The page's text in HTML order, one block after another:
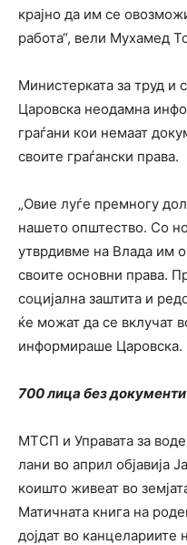
крајно да им се
работа“, вели Мухамед
Министерката за труд и
Царовска неодамна
граѓани кои немаат
своите граѓански права.
„Овие луѓе премногу
нашето општество. Со
утврдивме на Влада им
своите основни права.
социјална заштита и
ќе можат да се вклучат
информираше Царовска.
700 лица без
МТСП и Управата за
лани во април објавија
коишто живеат во
Матичната книга на
дојдат во канцелариите